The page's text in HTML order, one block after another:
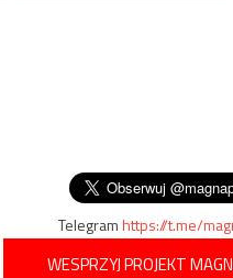
Telegramhttps://t.me/
WESPRZYJ PROJEKT